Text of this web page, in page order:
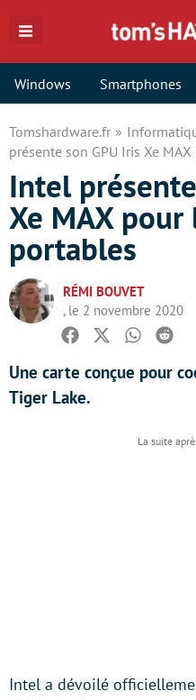
Windows Smartphones
Tomshardware.fr
présente son GPU Iris Xe
Intel
Xe MAX pour
portables
RÉMI BOUVET
, le 2 novembre 2020
Facebook
TwitterWhatsapp
Reddit
Une carte conçue pour
Tiger Lake.
Intel a dévoilé